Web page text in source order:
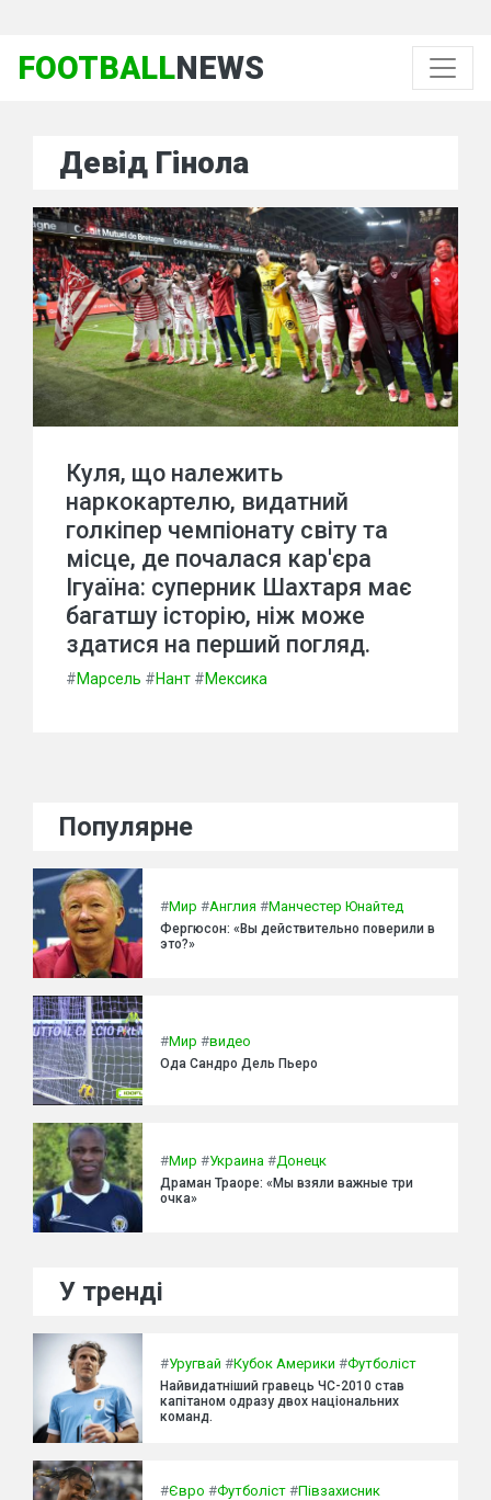
FOOTBALLNEWS
Девід Гінола
Куля, що належить
наркокартелю, видатний
голкіпер чемпіонату світу та
місце, де почалася кар'єра
Ігуаїна: суперник Шахтаря має
багатшу історію, ніж може
здатися на перший погляд.
#Марсель #Нант #Мексика
Популярне
#Мир #Англия #Манчестер Юнайтед
Фергюсон: «Вы действительно поверили в
это?»
#Мир #видео
Ода Сандро Дель Пьеро
#Мир #Украина #Донецк
Драман Траоре: «Мы взяли важные три
очка»
У тренді
#Уругвай #Кубок Америки #Футболіст
Найвидатніший гравець ЧС-2010 став
капітаном одразу двох національних
команд.
#Євро #Футболіст #Півзахисник